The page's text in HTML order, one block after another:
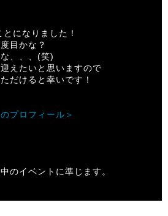
になりました！
目かな？
、、、(笑)
えたいと思いますので
だけると幸いです！
プロフィール＞
イベントに準じます。